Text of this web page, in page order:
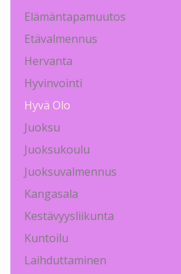
Elämäntapamuutos
Etävalmennus
Hervanta
Hyvinvointi
Hyvä Olo
Juoksu
Juoksukoulu
Juoksuvalmennus
Kangasala
Kestävyysliikunta
Kuntoilu
Laihduttaminen